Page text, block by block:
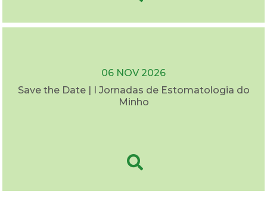
06 NOV 2026
Save the Date | I Jornadas de Estomatologia do
Minho